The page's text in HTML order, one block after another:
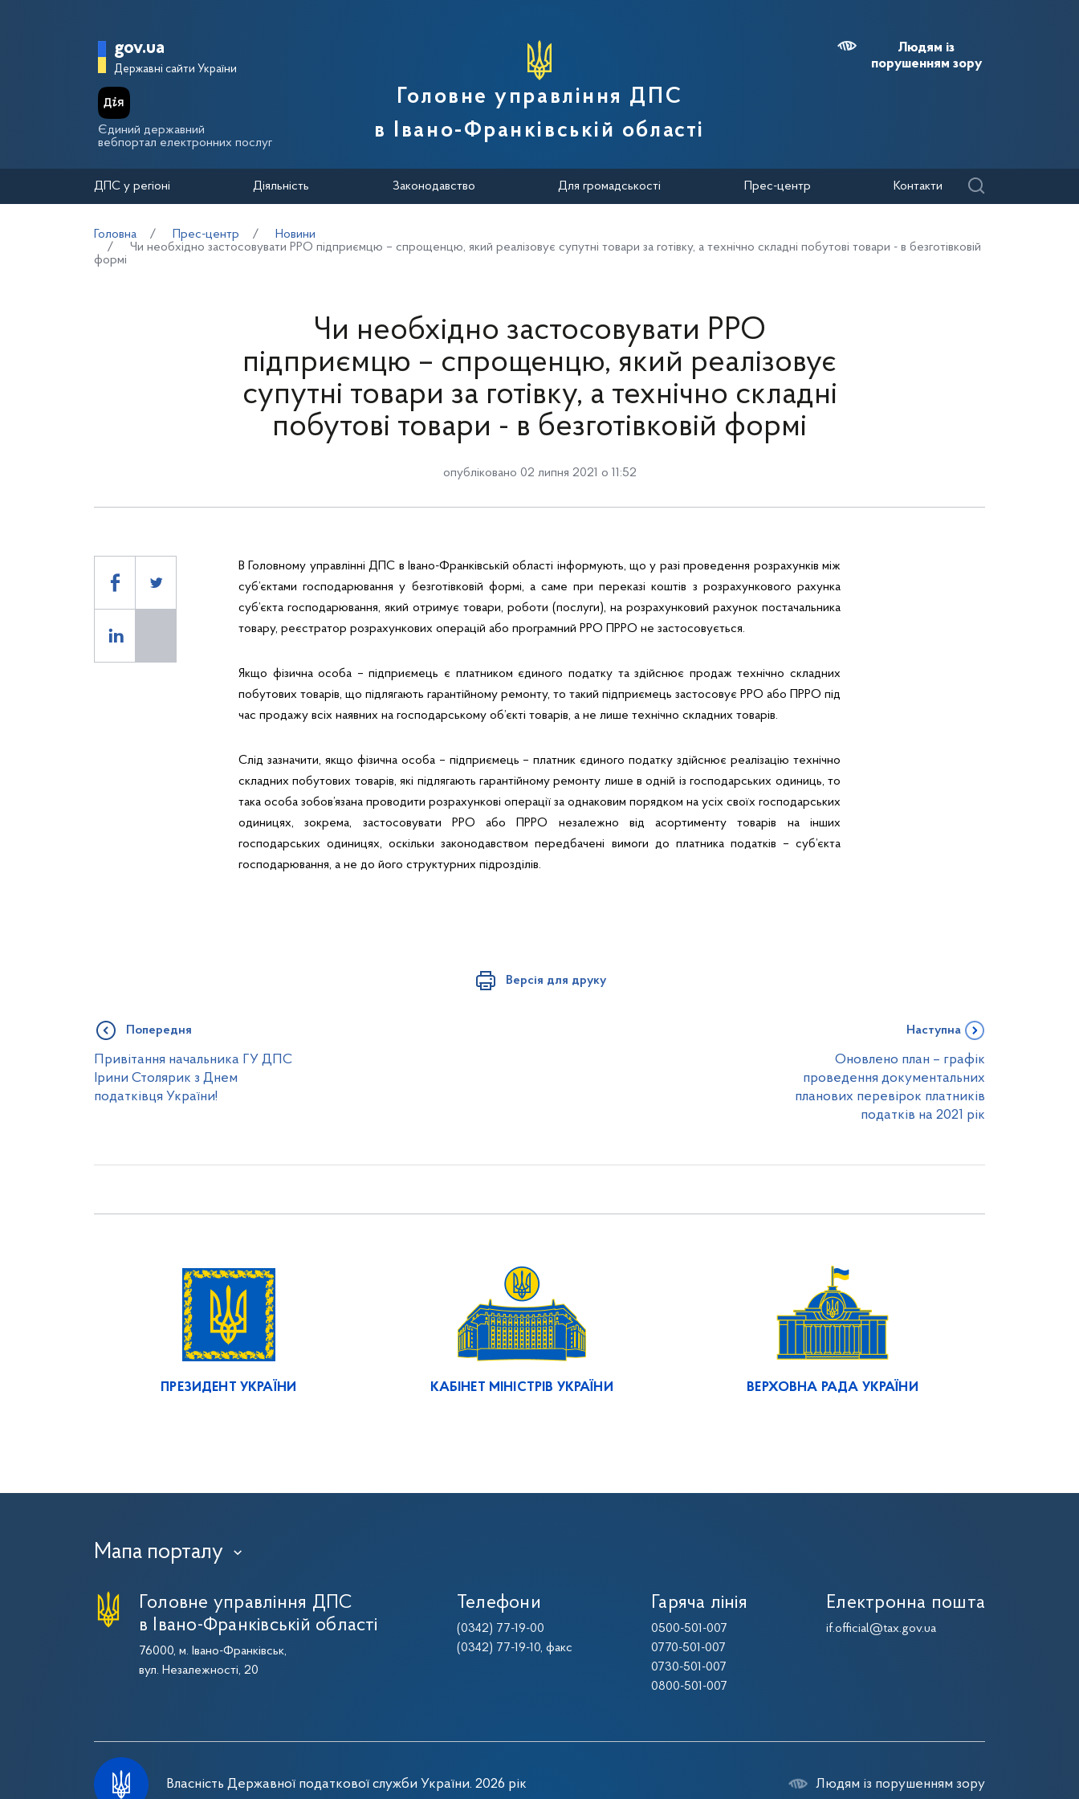
Головна сторінка Державної податкової служби України
gov.ua
Державні сайти України
Єдиний державний
вебпортал електронних послуг
Головне управління ДПС
в Івано-Франківській області
Людям із
порушенням зору
ДПС у регіоні Діяльність Законодавство Для громадськості Прес-центр Контакти
Головна Прес-центр
Новини
Чи необхідно застосовувати РРО підприємцю – спрощенцю, який реалізовує супутні товари за готівку, а технічно складні побутові товари - в безготівковій
формі
Чи необхідно застосовувати РРО
підприємцю – спрощенцю, який реалізовує
супутні товари за готівку, а технічно складні
побутові товари - в безготівковій формі
опубліковано 02 липня 2021 о 11:52
В Головному управлінні ДПС в Івано-Франківській області інформують, що у разі проведення розрахунків між
суб’єктами господарювання у безготівковій формі, а саме при переказі коштів з розрахункового рахунка
суб’єкта господарювання, який отримує товари, роботи (послуги), на розрахунковий рахунок постачальника
товару, реєстратор розрахункових операцій або програмний РРО ПРРО не застосовується.
Якщо фізична особа – підприємець є платником єдиного податку та здійснює продаж технічно складних
побутових товарів, що підлягають гарантійному ремонту, то такий підприємець застосовує РРО або ПРРО під
час продажу всіх наявних на господарському об’єкті товарів, а не лише технічно складних товарів.
Слід зазначити, якщо фізична особа – підприємець – платник єдиного податку здійснює реалізацію технічно
складних побутових товарів, які підлягають гарантійному ремонту лише в одній із господарських одиниць, то
така особа зобов’язана проводити розрахункові операції за однаковим порядком на усіх своїх господарських
одиницях, зокрема, застосовувати РРО або ПРРО незалежно від асортименту товарів на інших
господарських одиницях, оскільки законодавством передбачені вимоги до платника податків – суб’єкта
господарювання, а не до його структурних підрозділів.
Версія для друку
Попередня
Привітання начальника ГУ ДПС
Ірини Столярик з Днем
податківця України!
Наступна
Оновлено план – графік
проведення документальних
планових перевірок платників
податків на 2021 рік
ПРЕЗИДЕНТ УКРАЇНИ КАБІНЕТ МІНІСТРІВ УКРАЇНИ ВЕРХОВНА РАДА УКРАЇНИ
Мапа порталу ›
Головне управління ДПС
в Івано-Франківській області
76000, м. Івано-Франківськ,
вул. Незалежності, 20
Телефони
(0342) 77-19-00
(0342) 77-19-10, факс
Гаряча лінія
0500-501-007
0770-501-007
0730-501-007
0800-501-007
Електронна пошта
if.official@tax.gov.ua
Власність Державної податкової служби України. 2026 рік Людям із порушенням зору